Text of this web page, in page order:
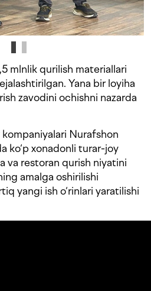
mlnlik qurilish materiallari
Yana bir loyiha
zavodini ochishni nazarda
Nurafshon
ko‘p xonadonli turar-joy
va restoran qurish niyatini
amalga oshirilishi
yangi ish o‘rinlari yaratilishi